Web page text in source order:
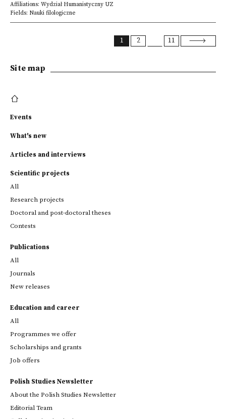
Affiliations: Wydział Humanistyczny UZ
Fields: Nauki filologiczne
1 2 11
Site map
Events
What's new
Articles and interviews
Scientific projects
All
Research projects
Doctoral and post-doctoral theses
Contests
Publications
All
Journals
New releases
Education and career
All
Programmes we offer
Scholarships and grants
Job offers
Polish Studies Newsletter
About the Polish Studies Newsletter
Editorial Team